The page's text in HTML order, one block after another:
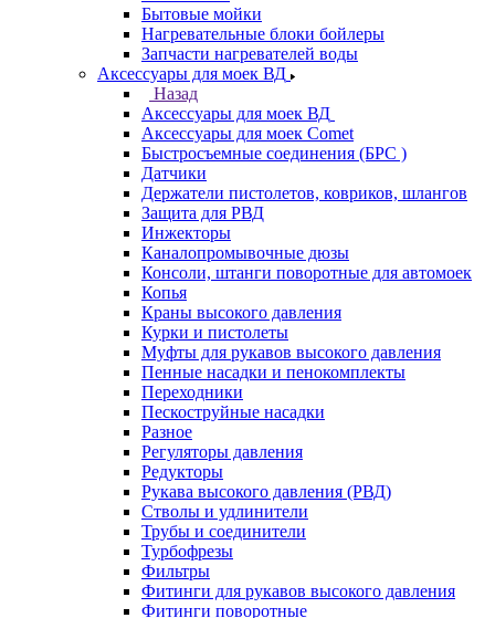
Бытовые мойки
Нагревательные блоки бойлеры
Запчасти нагревателей воды
Аксессуары для моек ВД
Назад
Аксессуары для моек ВД
Аксессуары для моек Comet
Быстросъемные соединения (БРС )
Датчики
Держатели пистолетов, ковриков, шлангов
Защита для РВД
Инжекторы
Каналопромывочные дюзы
Консоли, штанги поворотные для автомоек
Копья
Краны высокого давления
Курки и пистолеты
Муфты для рукавов высокого давления
Пенные насадки и пенокомплекты
Переходники
Пескоструйные насадки
Разное
Регуляторы давления
Редукторы
Рукава высокого давления (РВД)
Стволы и удлинители
Трубы и соединители
Турбофрезы
Фильтры
Фитинги для рукавов высокого давления
Фитинги поворотные